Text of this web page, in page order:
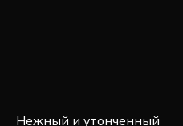
Нежный и утонченный